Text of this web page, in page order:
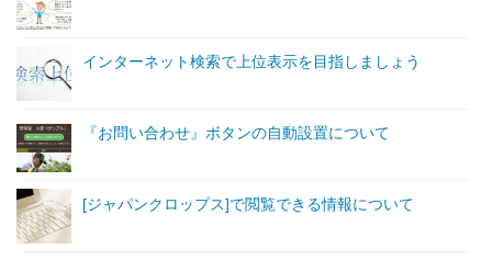
インターネット検索で上位表示を目指しましょう
『お問い合わせ』ボタンの自動設置について
[ジャパンクロップス]で閲覧できる情報について